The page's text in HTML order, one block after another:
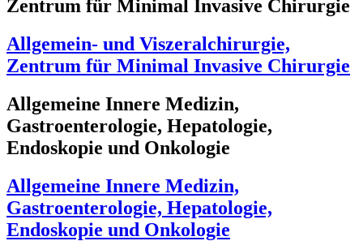
Zentrum für Minimal Invasive Chirurgie
Allgemein- und Viszeralchirurgie,
Zentrum für Minimal Invasive Chirurgie
Allgemeine Innere Medizin,
Gastroenterologie, Hepatologie,
Endoskopie und Onkologie
Allgemeine Innere Medizin,
Gastroenterologie, Hepatologie,
Endoskopie und Onkologie